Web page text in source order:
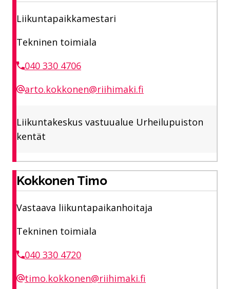
Liikuntapaikkamestari
Tekninen toimiala
040 330 4706
arto.kokkonen@riihimaki.fi
Liikuntakeskus vastuualue Urheilupuiston
kentät
Kokkonen Timo
Vastaava liikuntapaikanhoitaja
Tekninen toimiala
040 330 4720
timo.kokkonen@riihimaki.fi